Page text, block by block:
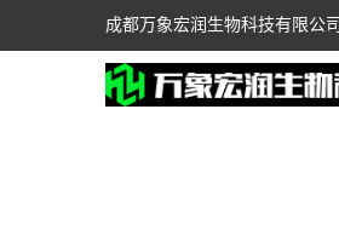
成都万象宏润生物科技有限公司